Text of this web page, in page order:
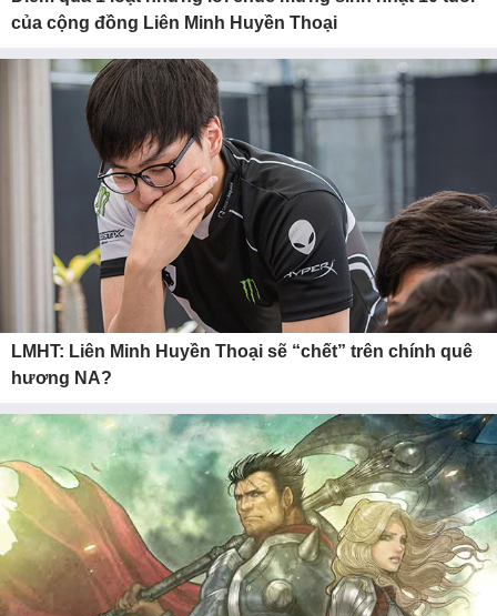
của cộng đồng Liên Minh Huyền Thoại
LMHT: Liên Minh Huyền Thoại sẽ “chết” trên chính quê
hương NA?